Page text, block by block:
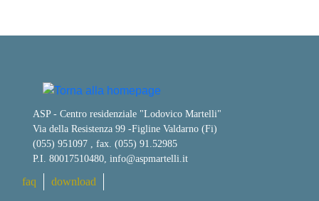
ASP - Centro residenziale "Lodovico Martelli"
Via della Resistenza 99 -Figline Valdarno (Fi)
(055) 951097 , fax. (055) 91.52985
P.I. 80017510480, info@aspmartelli.it
faq download